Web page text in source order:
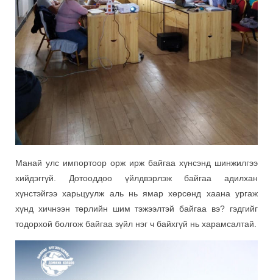
Манай улс импортоор орж ирж байгаа хүнсэнд шинжилгээ
хийдэггүй. Дотооддоо үйлдвэрлэж байгаа адилхан
хүнстэйгээ харьцуулж аль нь ямар хөрсөнд хаана ургаж
хүнд хичнээн төрлийн шим тэжээлтэй байгаа вэ? гэдгийг
тодорхой болгож байгаа зүйл нэг ч байхгүй нь харамсалтай.